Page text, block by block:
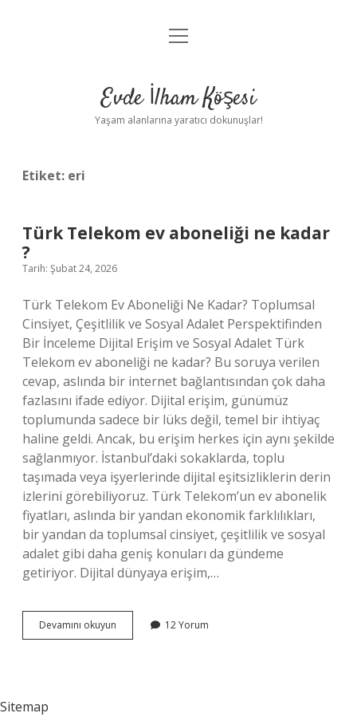
Anasayfa
Yasal Uyarı
menüyü
Evde İlham Köşesi
Yaşam alanlarına yaratıcı dokunuşlar!
Etiket: eri
Türk Telekom ev aboneliği ne kadar
?
Tarih: Şubat 24, 2026
Türk Telekom Ev Aboneliği Ne Kadar? Toplumsal
Cinsiyet, Çeşitlilik ve Sosyal Adalet Perspektifinden
Bir İnceleme Dijital Erişim ve Sosyal Adalet Türk
Telekom ev aboneliği ne kadar? Bu soruya verilen
cevap, aslında bir internet bağlantısından çok daha
fazlasını ifade ediyor. Dijital erişim, günümüz
toplumunda sadece bir lüks değil, temel bir ihtiyaç
haline geldi. Ancak, bu erişim herkes için aynı şekilde
sağlanmıyor. İstanbul’daki sokaklarda, toplu
taşımada veya işyerlerinde dijital eşitsizliklerin derin
izlerini görebiliyoruz. Türk Telekom’un ev abonelik
fiyatları, aslında bir yandan ekonomik farklılıkları,
bir yandan da toplumsal cinsiyet, çeşitlilik ve sosyal
adalet gibi daha geniş konuları da gündeme
getiriyor. Dijital dünyaya erişim,…
Devamını okuyun
Telekom
12 Yorum
Sitemap